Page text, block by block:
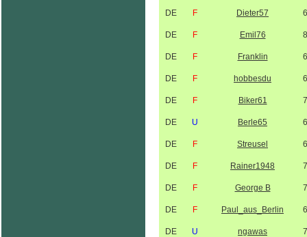
DE F Dieter57
DE F Emil76
DE F Franklin
DE F hobbesdu
DE F Biker61
DE U Berle65
DE F Streusel
DE F Rainer1948
DE F George B
DE F Paul_aus_Berlin
DE U ngawas